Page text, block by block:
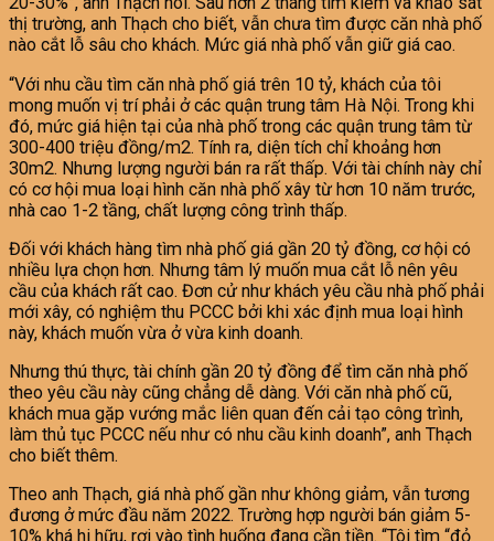
thị trường, anh Thạch cho biết, vẫn chưa tìm được căn nhà phố
nào cắt lỗ sâu cho khách. Mức giá nhà phố vẫn giữ giá cao.
“Với nhu cầu tìm căn nhà phố giá trên 10 tỷ, khách của tôi
mong muốn vị trí phải ở các quận trung tâm Hà Nội. Trong khi
đó, mức giá hiện tại của nhà phố trong các quận trung tâm từ
300-400 triệu đồng/m2. Tính ra, diện tích chỉ khoảng hơn
30m2. Nhưng lượng người bán ra rất thấp. Với tài chính này chỉ
có cơ hội mua loại hình căn nhà phố xây từ hơn 10 năm trước,
nhà cao 1-2 tầng, chất lượng công trình thấp.
Đối với khách hàng tìm nhà phố giá gần 20 tỷ đồng, cơ hội có
nhiều lựa chọn hơn. Nhưng tâm lý muốn mua cắt lỗ nên yêu
cầu của khách rất cao. Đơn cử như khách yêu cầu nhà phố phải
mới xây, có nghiệm thu PCCC bởi khi xác định mua loại hình
này, khách muốn vừa ở vừa kinh doanh.
Nhưng thú thực, tài chính gần 20 tỷ đồng để tìm căn nhà phố
theo yêu cầu này cũng chẳng dễ dàng. Với căn nhà phố cũ,
khách mua gặp vướng mắc liên quan đến cải tạo công trình,
làm thủ tục PCCC nếu như có nhu cầu kinh doanh”, anh Thạch
cho biết thêm.
Theo anh Thạch, giá nhà phố gần như không giảm, vẫn tương
đương ở mức đầu năm 2022. Trường hợp người bán giảm 5-
10% khá hi hữu, rơi vào tình huống đang cần tiền. “Tôi tìm “đỏ